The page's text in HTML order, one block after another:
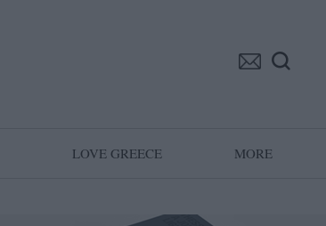
LOVE GREECE MORE